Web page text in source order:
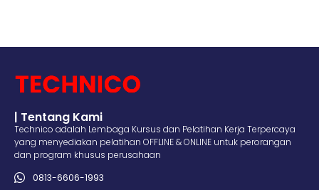
| Tentang Kami
Technico adalah Lembaga Kursus dan Pelatihan Kerja Terpercaya
yang menyediakan pelatihan OFFLINE & ONLINE untuk perorangan
dan program khusus perusahaan
0813-6606-1993